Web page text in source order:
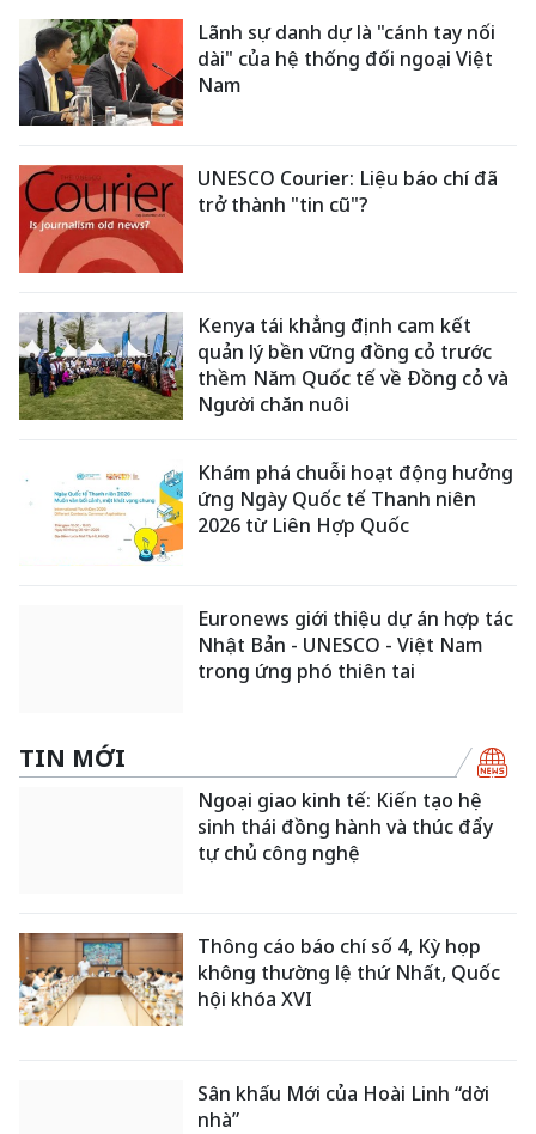
Lãnh sự danh dự là "cánh tay nối
dài" của hệ thống đối ngoại Việt
Nam
UNESCO Courier: Liệu báo chí đã
trở thành "tin cũ"?
Kenya tái khẳng định cam kết
quản lý bền vững đồng cỏ trước
thềm Năm Quốc tế về Đồng cỏ và
Người chăn nuôi
Khám phá chuỗi hoạt động hưởng
ứng Ngày Quốc tế Thanh niên
2026 từ Liên Hợp Quốc
Euronews giới thiệu dự án hợp tác
Nhật Bản - UNESCO - Việt Nam
trong ứng phó thiên tai
TIN MỚI
Ngoại giao kinh tế: Kiến tạo hệ
sinh thái đồng hành và thúc đẩy
tự chủ công nghệ
Thông cáo báo chí số 4, Kỳ họp
không thường lệ thứ Nhất, Quốc
hội khóa XVI
Sân khấu Mới của Hoài Linh “dời
nhà”